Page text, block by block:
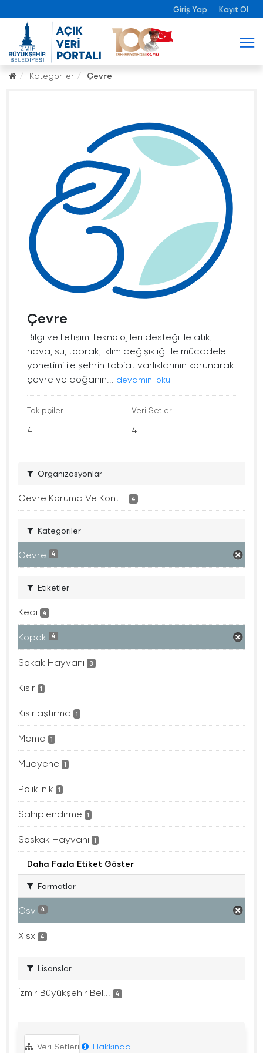
Giriş Yap Kayıt Ol
Kategoriler Çevre
Çevre
Bilgi ve İletişim Teknolojileri desteği ile atık,
hava, su, toprak, iklim değişikliği ile mücadele
yönetimi ile şehrin tabiat varlıklarının korunarak
çevre ve doğanın...
devamını oku
Takipçiler
4
Veri Setleri
4
Organizasyonlar
Çevre Koruma Ve Kont... 4
Kategoriler
Çevre 4
Etiketler
Kedi 4
Köpek 4
Sokak Hayvanı 3
Kısır 1
Kısırlaştırma 1
Mama 1
Muayene 1
Poliklinik 1
Sahiplendirme 1
Soskak Hayvanı 1
Daha Fazla Etiket Göster
Formatlar
Csv 4
Xlsx 4
Lisanslar
İzmir Büyükşehir Bel... 4
Veri Setleri Hakkında